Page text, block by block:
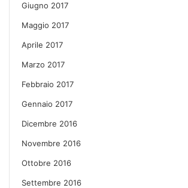
Giugno 2017
Maggio 2017
Aprile 2017
Marzo 2017
Febbraio 2017
Gennaio 2017
Dicembre 2016
Novembre 2016
Ottobre 2016
Settembre 2016